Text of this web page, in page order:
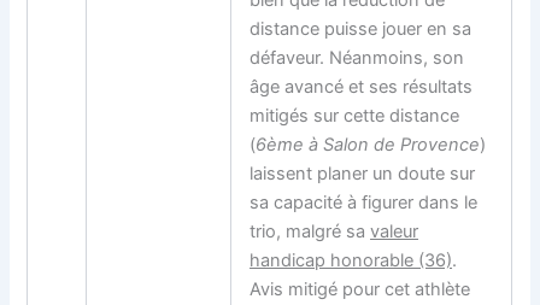
distance puisse jouer en sa
défaveur. Néanmoins, son
âge avancé et ses résultats
mitigés sur cette distance
(6ème à Salon de Provence)
laissent planer un doute sur
sa capacité à figurer dans le
trio, malgré savaleur
handicap honorable (36).
Avis mitigé pour cet athlète